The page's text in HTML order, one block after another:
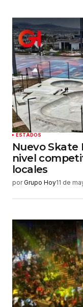
ESTADOS
Nuevo Skate
nivel
locales
por Grupo Hoy11 de